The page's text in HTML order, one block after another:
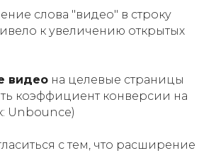
слова "видео" в строку
к увеличению открытых
видео на целевые страницы
коэффициент конверсии на
Unbounce)
с тем, что расширение